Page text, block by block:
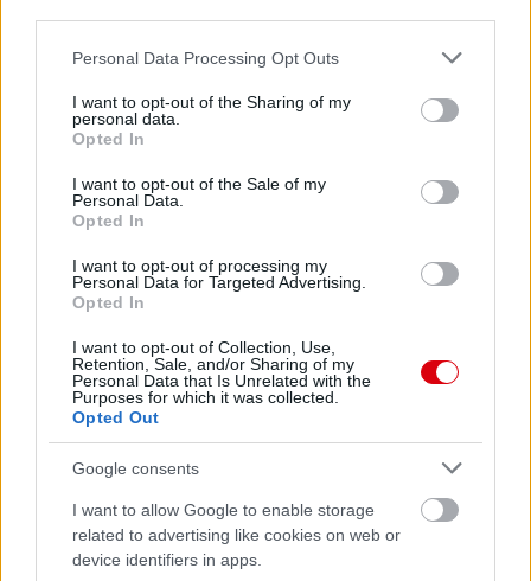
Please note that this website/app uses one or more Google
not limited to your visit or usage behaviour. You may click to
grant or deny consent to Google and its third-party tags to
use your data for below specified purposes in below Google
consent section.
Personal Data Processing Opt Outs
I want to opt-out of the Sharing of my
personal data.
Opted In
I want to opt-out of the Sale of my
Personal Data.
Opted In
I want to opt-out of processing my
Personal Data for Targeted Advertising.
Opted In
I want to opt-out of Collection, Use,
Retention, Sale, and/or Sharing of my
Personal Data that Is Unrelated with the
Purposes for which it was collected.
Opted Out
Google consents
I want to allow Google to enable storage
related to advertising like cookies on web or
device identifiers in apps.